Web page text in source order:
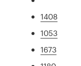
1408
1053
1673